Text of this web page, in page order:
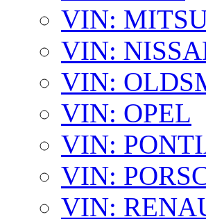
VIN:
VIN:
VIN:
VIN: OPEL
VIN:
VIN:
VIN: